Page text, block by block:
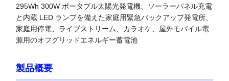
295Wh 300W ポータブル太陽光発電機、ソーラーパネル充電
と内蔵 LED ランプを備えた家庭用緊急バックアップ発電所、
家庭用停電、ライブストリーム、カラオケ、屋外モバイル電
源用のオフグリッドエネルギー蓄電池
製品概要